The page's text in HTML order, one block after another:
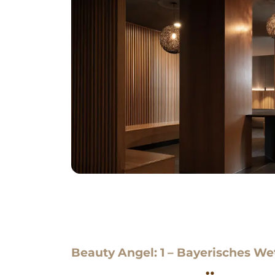
Beauty Angel: 1 – Bayerisches